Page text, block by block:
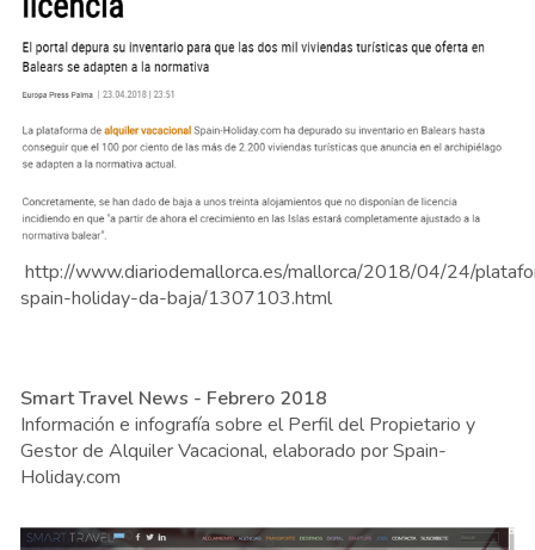
http://www.diariodemallorca.es/mallorca/2018/04/24/
spain-holiday-da-baja/1307103.html
Smart Travel News - Febrero 2018
Información e infografía sobre el Perfil del Propietario y
Gestor de Alquiler Vacacional, elaborado por Spain-
Holiday.com